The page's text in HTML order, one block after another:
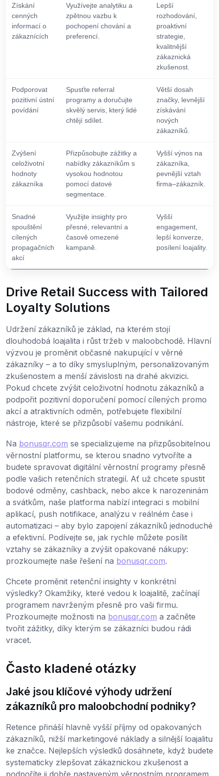
Získání
cenných
informací o
zákaznících
Využívejte analytiku a
zpětnou vazbu k
pochopení chování a
preferencí.
Lepší
rozhodování,
proaktivní
strategie,
kvalitnější
zákaznická
zkušenost.
Podporovat
pozitivní ústní
povídání
Spusťte referral
programy a doručujte
skvělý servis, který lidé
chtějí sdílet.
Větší dosah
značky, levnější
získávání
nových
zákazníků.
Zvýšení
celoživotní
hodnoty
zákazníka
Přizpůsobujte zážitky a
nabídky zákazníkům s
vysokou hodnotou
pomocí datové
segmentace.
Vyšší výnos na
zákazníka,
pevnější vztah
firma–zákazník.
Snadné
spouštění
cílených
propagačních
akcí
Využijte insighty pro
přesné, relevantní a
časově omezené
kampaně.
Vyšší
engagement,
lepší konverze,
posílení loajality.
Drive Retail Success with Tailored
Loyalty Solutions
Udržení zákazníků je základ, na kterém stojí
dlouhodobá loajalita i růst tržeb v maloobchodě. Hlavní
výzvou je proměnit občasné nakupující v věrné
zákazníky – a to díky smysluplným, personalizovaným
zkušenostem a menší závislosti na drahé akvizici.
Pokud chcete zvýšit celoživotní hodnotu zákazníků a
podpořit pozitivní doporučení pomocí cílených promo
akcí a atraktivních odměn, potřebujete flexibilní
nástroje, které se přizpůsobí vašemu podnikání.
Na bonusqr.com se specializujeme na přizpůsobitelnou
věrnostní platformu, se kterou snadno vytvoříte a
budete spravovat digitální věrnostní programy přesně
podle vašich retenčních strategií. Ať už chcete spustit
bodové odměny, cashback, nebo akce k narozeninám
a svátkům, naše platforma nabízí integraci s mobilní
aplikací, push notifikace, analýzu v reálném čase i
automatizaci – aby bylo zapojení zákazníků jednoduché
a efektivní. Podívejte se, jak rychle můžete posílit
vztahy se zákazníky a zvýšit opakované nákupy:
prozkoumejte naše řešení na bonusqr.com.
Chcete proměnit retenční insighty v konkrétní
výsledky? Okamžiky, které vedou k loajalitě, začínají
programem navrženým přesně pro vaši firmu.
Prozkoumejte možnosti na bonusqr.com a začněte
tvořit zážitky, díky kterým se zákazníci budou rádi
vracet.
Často kladené otázky
Jaké jsou klíčové výhody udržení
zákazníků pro maloobchodní podniky?
Retence přináší hlavně vyšší příjmy od opakovaných
zákazníků, nižší marketingové náklady a silnější loajalitu
ke značce. Nejlepších výsledků dosáhnete, když budete
systematicky zlepšovat zákaznickou zkušenost a